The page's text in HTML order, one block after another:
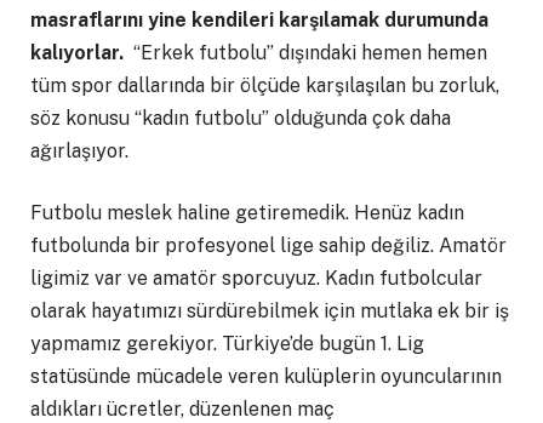
masraflarını yine kendileri karşılamak durumunda
kalıyorlar. “Erkek futbolu” dışındaki hemen hemen
tüm spor dallarında bir ölçüde karşılaşılan bu zorluk,
söz konusu “kadın futbolu” olduğunda çok daha
ağırlaşıyor.
Futbolu meslek haline getiremedik. Henüz kadın
futbolunda bir profesyonel lige sahip değiliz. Amatör
ligimiz var ve amatör sporcuyuz. Kadın futbolcular
olarak hayatımızı sürdürebilmek için mutlaka ek bir iş
yapmamız gerekiyor. Türkiye’de bugün 1. Lig
statüsünde mücadele veren kulüplerin oyuncularının
aldıkları ücretler, düzenlenen maç